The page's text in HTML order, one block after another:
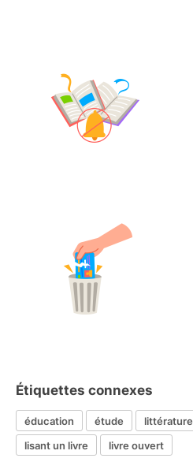
Étiquettes connexes
éducation étude littérature
lisant un livre
livre ouvert